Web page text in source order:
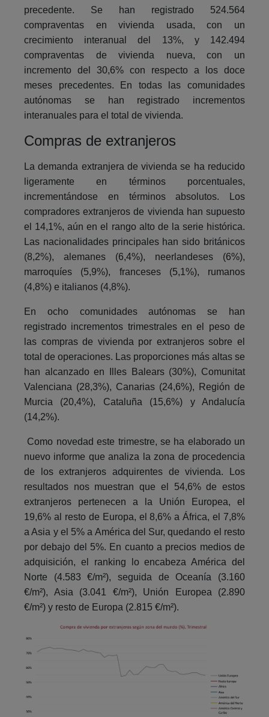
precedente. Se han registrado 524.564
compraventas en vivienda usada, con un
crecimiento interanual del 13%, y 142.494
compraventas de vivienda nueva, con un
incremento del 30,6% con respecto a los doce
meses precedentes. En todas las comunidades
autónomas se han registrado incrementos
interanuales para el total de vivienda.
Compras de extranjeros
La demanda extranjera de vivienda se ha reducido
ligeramente en términos porcentuales,
incrementándose en términos absolutos. Los
compradores extranjeros de vivienda han supuesto
el 14,1%, aún en el rango alto de la serie histórica.
Las nacionalidades principales han sido británicos
(8,2%), alemanes (6,4%), neerlandeses (6%),
marroquíes (5,9%), franceses (5,1%), rumanos
(4,8%) e italianos (4,8%).
En ocho comunidades autónomas se han
registrado incrementos trimestrales en el peso de
las compras de vivienda por extranjeros sobre el
total de operaciones. Las proporciones más altas se
han alcanzado en Illes Balears (30%), Comunitat
Valenciana (28,3%), Canarias (24,6%), Región de
Murcia (20,4%), Cataluña (15,6%) y Andalucía
(14,2%).
Como novedad este trimestre, se ha elaborado un
nuevo informe que analiza la zona de procedencia
de los extranjeros adquirentes de vivienda. Los
resultados nos muestran que el 54,6% de estos
extranjeros pertenecen a la Unión Europea, el
19,6% al resto de Europa, el 8,6% a África, el 7,8%
a Asia y el 5% a América del Sur, quedando el resto
por debajo del 5%. En cuanto a precios medios de
adquisición, el ranking lo encabeza América del
Norte (4.583 €/m²), seguida de Oceanía (3.160
€/m²), Asia (3.041 €/m²), Unión Europea (2.890
€/m²) y resto de Europa (2.815 €/m²).